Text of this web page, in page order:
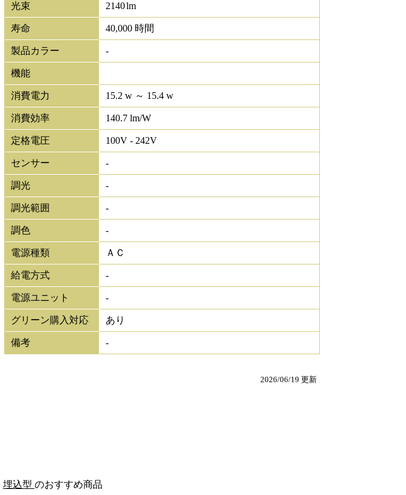
光束 2140lm
寿命 40,000 時間
製品カラー -
機能
消費電力 15.2 w ～ 15.4 w
消費効率 140.7 lm/W
定格電圧 100V - 242V
センサー -
調光 -
調光範囲 -
調色 -
電源種類 ＡＣ
給電方式 -
電源ユニット -
グリーン購入対応 あり
備考 -
2026/06/19 更新
埋込型 のおすすめ商品